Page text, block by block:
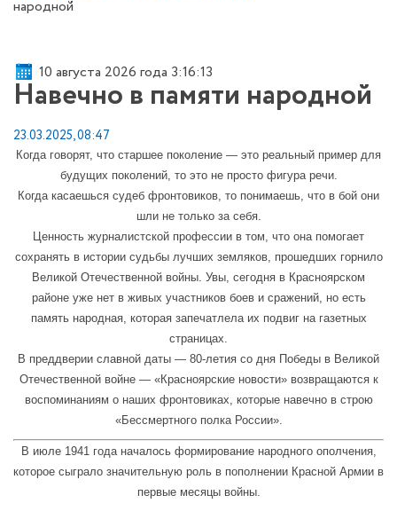
народной
10 августа 2026 года 3:16:13
Навечно в памяти народной
23.03.2025, 08:47
Когда говорят, что старшее поколение — это реальный пример для
будущих поколений, то это не просто фигура речи.
Когда касаешься судеб фронтовиков, то понимаешь, что в бой они
шли не только за себя.
Ценность журналистской профессии в том, что она помогает
сохранять в истории судьбы лучших земляков, прошедших горнило
Великой Отечественной войны. Увы, сегодня в Красноярском
районе уже нет в живых участников боев и сражений, но есть
память народная, которая запечатлела их подвиг на газетных
страницах.
В преддверии славной даты — 80-летия со дня Победы в Великой
Отечественной войне — «Красноярские новости» возвращаются к
воспоминаниям о наших фронтовиках, которые навечно в строю
«Бессмертного полка России».
В июле 1941 года началось формирование народного ополчения,
которое сыграло значительную роль в пополнении Красной Армии в
первые месяцы войны.